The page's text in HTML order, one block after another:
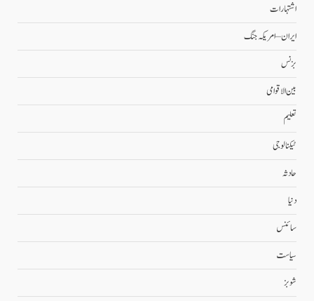
اشتہارات
ایران – امریکہ جنگ
بزنس
بین الاقوامی
تعلیم
ٹیکنالوجی
حادثہ
دنیا
سائنس
سیاست
شوبز